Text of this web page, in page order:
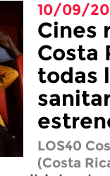
10/09/
Cines
Costa
todas
LOS40
(Costa